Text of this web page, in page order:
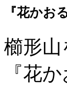
『花かお
櫛形
『花